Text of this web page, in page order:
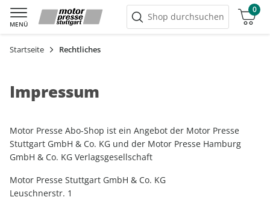
MENÜ
Shop durchsuchen
0
Warenkorb
Startseite Rechtliches
Impressum
Motor Presse Abo-Shop ist ein Angebot der Motor Presse
Stuttgart GmbH & Co. KG und der Motor Presse Hamburg
GmbH & Co. KG Verlagsgesellschaft
Motor Presse Stuttgart GmbH & Co. KG
Leuschnerstr. 1